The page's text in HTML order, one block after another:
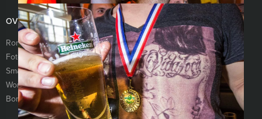
OVERIG
Rondleiding Jordaan
Moorddiner
Fotospeurtocht
Escape Room
Smartlappen workshop
Wie is de rat spel
Workshop paaldansen
The hangover game
Borrelboot Amsterdam
Moordspel